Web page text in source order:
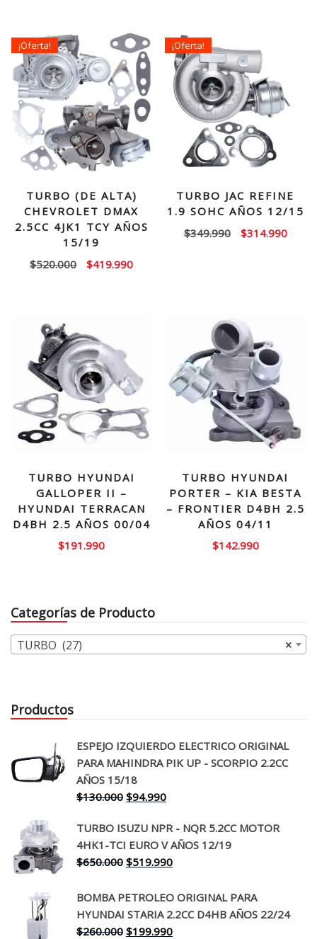
¡Oferta!
TURBO (DE ALTA)
CHEVROLET DMAX
2.5CC 4JK1 TCY AÑOS
15/19
$520.000
El
$520.000.
$419.990El
¡Oferta!
TURBO JAC REFINE
1.9 SOHC AÑOS 12/15
$349.990
El
$314.990El
TURBO HYUNDAI
GALLOPER II –
HYUNDAI TERRACAN
D4BH 2.5 AÑOS 00/04
$191.990
TURBO HYUNDAI
PORTER – KIA BESTA
– FRONTIER D4BH 2.5
AÑOS 04/11
$142.990
Categorías de Producto
×
TURBO (27)
Productos
ESPEJO IZQUIERDO ELECTRICO ORIGINAL
PARA MAHINDRA PIK UP - SCORPIO 2.2CC
AÑOS 15/18
$130.000 El
original
era:
$130.000.
$94.990El
actual
es:
$94.990.
TURBO ISUZU NPR - NQR 5.2CC MOTOR
4HK1-TCI EURO V AÑOS 12/19
$650.000 El
original
era:
$650.000.
$519.990El
actual
es:
$519.990.
BOMBA PETROLEO ORIGINAL PARA
HYUNDAI STARIA 2.2CC D4HB AÑOS 22/24
$260.000 El
$199.990El